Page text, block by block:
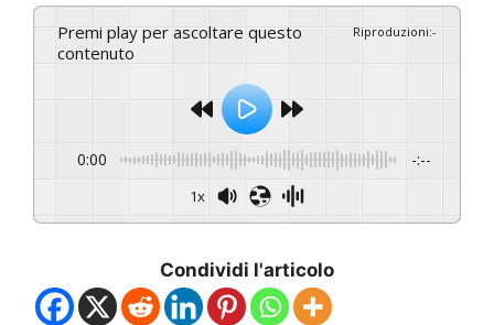
Premi play per ascoltare questo
contenuto
Riproduzioni:-
0:00 -:--
1x
Condividi l'articolo